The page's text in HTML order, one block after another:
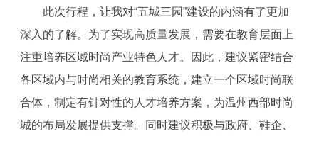
此次行程，让我对“五城三园”建设的内涵有了更加
深入的了解。为了实现高质量发展，需要在教育层面上
注重培养区域时尚产业特色人才。因此，建议紧密结合
各区域内与时尚相关的教育系统，建立一个区域时尚联
合体，制定有针对性的人才培养方案，为温州西部时尚
城的布局发展提供支撑。同时建议积极与政府、鞋企、